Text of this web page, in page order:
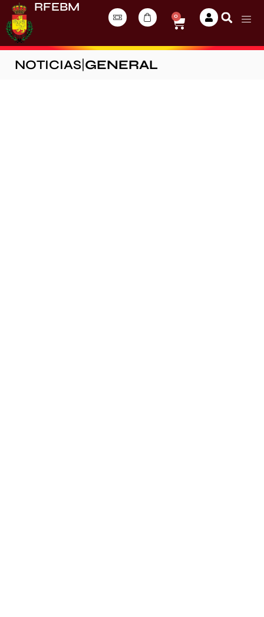
RFEBM
0
NOTICIAS GENERAL